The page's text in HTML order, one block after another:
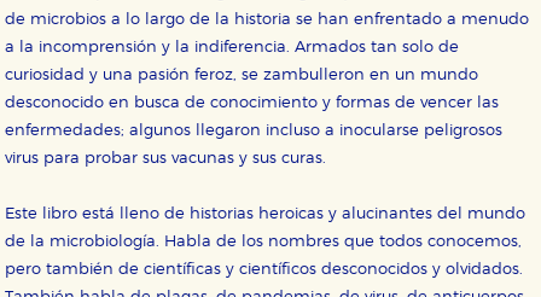
de microbios a lo largo de la historia se han enfrentado a menudo
a la incomprensión y la indiferencia. Armados tan solo de
curiosidad y una pasión feroz, se zambulleron en un mundo
desconocido en busca de conocimiento y formas de vencer las
enfermedades; algunos llegaron incluso a inocularse peligrosos
virus para probar sus vacunas y sus curas.
Este libro está lleno de historias heroicas y alucinantes del mundo
de la microbiología. Habla de los nombres que todos conocemos,
pero también de científicas y científicos desconocidos y olvidados.
HABILITAR TODO RECHAZAR TODO
Estas cookies son necesarias para que nuestro sitio
web funcione y no es posible deshabilitarlas desde
áreas de nuestra web dejen de funcionar
correctamente.
Cookies de rendimiento y analíticas